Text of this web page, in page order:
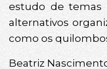
estudo de temas
alternativos
como os
Beatriz